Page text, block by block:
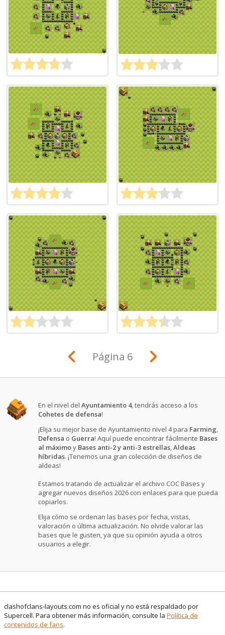
Página 6
En el nivel delAyuntamiento 4, tendrás acceso a los
Cohetes de defensa!
¡Elija su mejor base de Ayuntamiento nivel 4 para Farming,
Defensa o Guerra! Aquí puede encontrar fácilmente Bases
al máximoy Bases anti-2 y anti-3 estrellas,Aldeas
híbridas. ¡Tenemos una gran colección de diseños de
aldeas!
Estamos tratando de actualizar el archivo COC Bases y
agregar nuevos diseños 2026 con enlaces para que pueda
copiarlos.
Elija cómo se ordenan las bases por fecha, vistas,
valoración o última actualización. No olvide valorar las
bases que le gusten, ya que su opinión ayuda a otros
usuarios a elegir.
clashofclans-layouts.com no es oficial y no está respaldado por
Supercell. Para obtener más información, consulte la Política de
contenidos de fans.